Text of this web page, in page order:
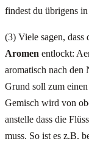
findest du übrigens
(3) Viele sagen, dass
Aromen entlockt:
aromatisch nach den
Grund soll zum
Gemisch wird von
anstelle dass die
muss. So ist es z.B.